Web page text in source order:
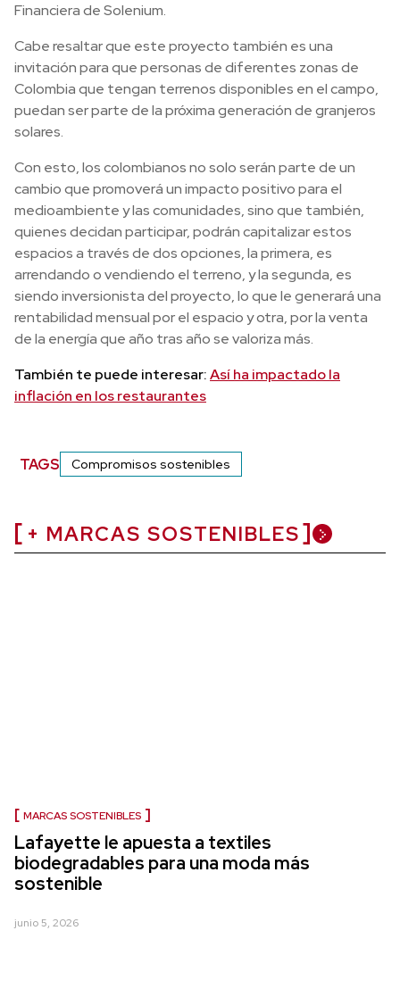
Financiera de Solenium.
Cabe resaltar que este proyecto también es una
invitación para que personas de diferentes zonas de
Colombia que tengan terrenos disponibles en el campo,
puedan ser parte de la próxima generación de granjeros
solares.
Con esto, los colombianos no solo serán parte de un
cambio que promoverá un impacto positivo para el
medioambiente y las comunidades, sino que también,
quienes decidan participar, podrán capitalizar estos
espacios a través de dos opciones, la primera, es
arrendando o vendiendo el terreno, y la segunda, es
siendo inversionista del proyecto, lo que le generará una
rentabilidad mensual por el espacio y otra, por la venta
de la energía que año tras año se valoriza más.
También te puede interesar:Así ha impactado la
inflación en los restaurantes
TAGS Compromisos sostenibles
+ MARCAS SOSTENIBLES
MARCAS SOSTENIBLES
Lafayette le apuesta a textiles
biodegradables para una moda más
sostenible
junio 5, 2026